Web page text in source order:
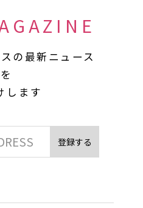
の最新ニュース
を
します
登録する